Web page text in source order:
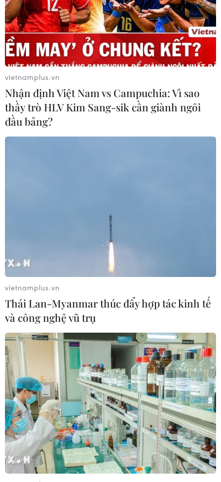
vietnamplus.vn
Nhận định Việt Nam vs Campuchia: Vì sao
thầy trò HLV Kim Sang-sik cần giành ngôi
đầu bảng?
vietnamplus.vn
Thái Lan-Myanmar thúc đẩy hợp tác kinh tế
và công nghệ vũ trụ